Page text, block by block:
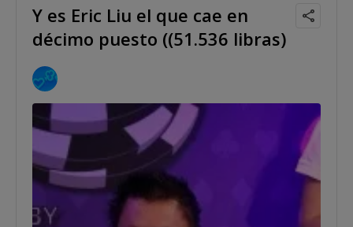
Y es Eric Liu el que cae en
décimo puesto ((51.536 libras)